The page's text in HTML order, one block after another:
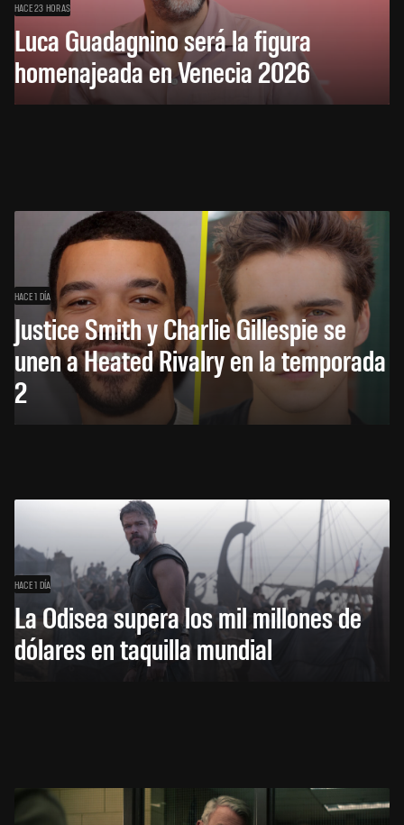
HACE 23 HORAS
Luca Guadagnino será la figura
homenajeada en Venecia 2026
HACE 1 DÍA
Justice Smith y Charlie Gillespie se
unen a Heated Rivalry en la temporada
2
HACE 1 DÍA
La Odisea supera los mil millones de
dólares en taquilla mundial